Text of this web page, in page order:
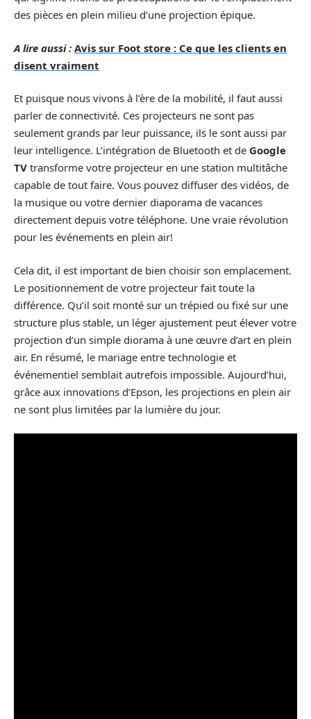
des pièces en plein milieu d’une projection épique.
A lire aussi : Avis sur Foot store : Ce que les clients en
disent vraiment
Et puisque nous vivons à l’ère de la mobilité, il faut aussi
parler de connectivité. Ces projecteurs ne sont pas
seulement grands par leur puissance, ils le sont aussi par
leur intelligence. L’intégration de Bluetooth et de Google
TV transforme votre projecteur en une station multitâche
capable de tout faire. Vous pouvez diffuser des vidéos, de
la musique ou votre dernier diaporama de vacances
directement depuis votre téléphone. Une vraie révolution
pour les événements en plein air!
Cela dit, il est important de bien choisir son emplacement.
Le positionnement de votre projecteur fait toute la
différence. Qu’il soit monté sur un trépied ou fixé sur une
structure plus stable, un léger ajustement peut élever votre
projection d’un simple diorama à une œuvre d’art en plein
air. En résumé, le mariage entre technologie et
événementiel semblait autrefois impossible. Aujourd’hui,
grâce aux innovations d’Epson, les projections en plein air
ne sont plus limitées par la lumière du jour.